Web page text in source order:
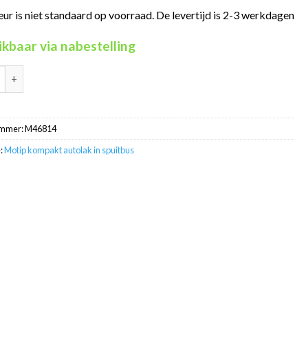
is niet standaard op voorraad. De levertijd is 2-3 werkdagen
via nabestelling
M46814
Motip kompakt autolak in spuitbus